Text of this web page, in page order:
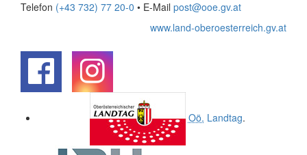
Telefon (+43 732) 77 20-0 • E-Mail post@ooe.gv.at
www.land-oberoesterreich.gv.at
Oö. Landtag.